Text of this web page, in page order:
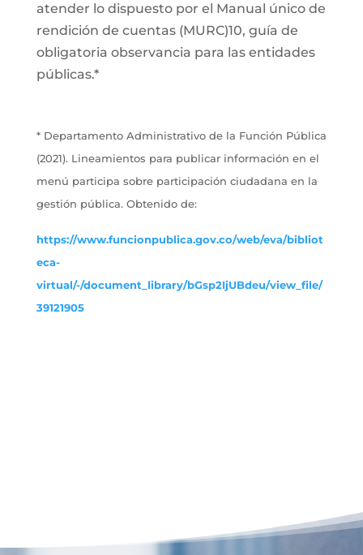
atender lo dispuesto por el Manual único de
rendición de cuentas (MURC)10, guía de
obligatoria observancia para las entidades
públicas.*
* Departamento Administrativo de la Función Pública
(2021). Lineamientos para publicar información en el
menú participa sobre participación ciudadana en la
gestión pública. Obtenido de:
https://www.funcionpublica.gov.co/web/eva/bibliot
eca-
virtual/-/document_library/bGsp2IjUBdeu/view_file/
39121905